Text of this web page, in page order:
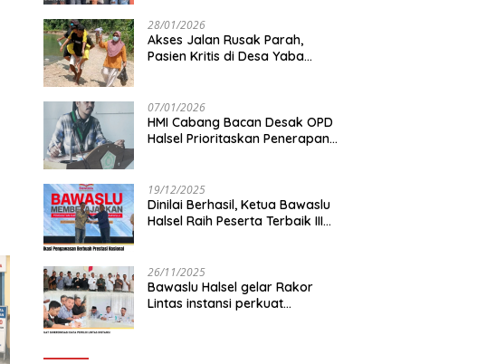
28/01/2026
Akses Jalan Rusak Parah,
Pasien Kritis di Desa Yaba
07/01/2026
HMI Cabang Bacan Desak OPD
Halsel Prioritaskan Penerapan
19/12/2025
Dinilai Berhasil, Ketua Bawaslu
Halsel Raih Peserta Terbaik III
26/11/2025
Bawaslu Halsel gelar Rakor
Lintas instansi perkuat